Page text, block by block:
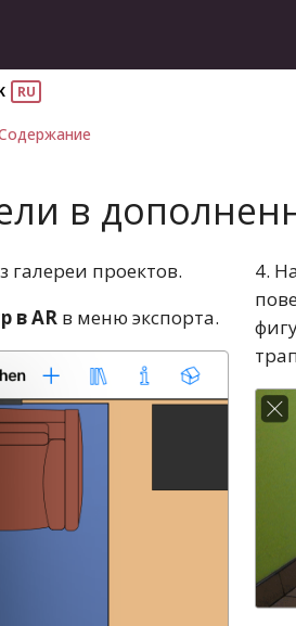
RU
в
проектов.
в AR в меню экспорта.
4.